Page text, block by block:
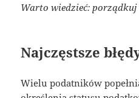
Warto wiedzieć: porządkuj
Najczęstsze
Wielu podatników